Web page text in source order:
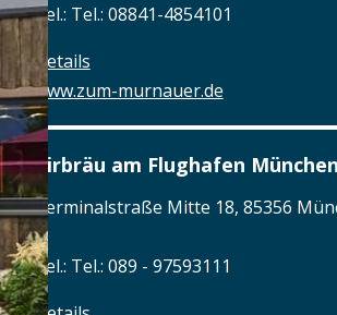
Tel.: Tel.: 08841-4854101
Details
www.zum-murnauer.de
Airbräu am Flughafen München
Terminalstraße Mitte 18, 85356
Tel.: Tel.: 089 - 97593111